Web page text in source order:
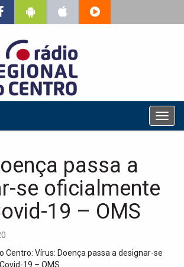
T
o
a
passa a
se oficialmente
19 – OMS